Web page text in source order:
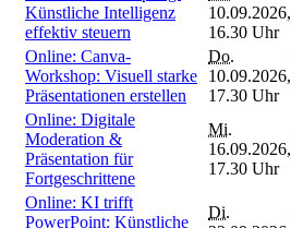
Künstliche Intelligenz
effektiv steuern
10.09.2026,
16.30 Uhr
Online: Canva-
Workshop: Visuell starke
Präsentationen erstellen
Do.
10.09.2026,
17.30 Uhr
Online: Digitale
Moderation &
Präsentation für
Fortgeschrittene
Mi.
16.09.2026,
17.30 Uhr
Online: KI trifft
PowerPoint: Künstliche
Di.